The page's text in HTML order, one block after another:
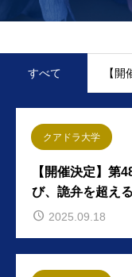
すべて 【
クアドラ大学
【開催決定】第
び、詭弁を超える
2025.09.18